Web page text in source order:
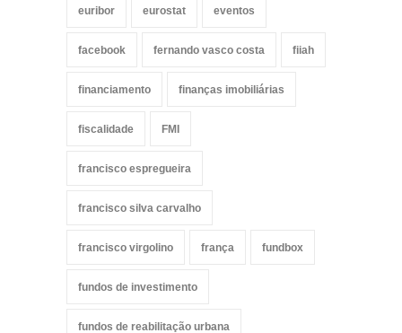
euribor eurostat eventos
facebook fernando vasco costa fiiah
financiamento finanças imobiliárias
fiscalidade FMI
francisco espregueira
francisco silva carvalho
francisco virgolino frança fundbox
fundos de investimento
fundos de reabilitação urbana